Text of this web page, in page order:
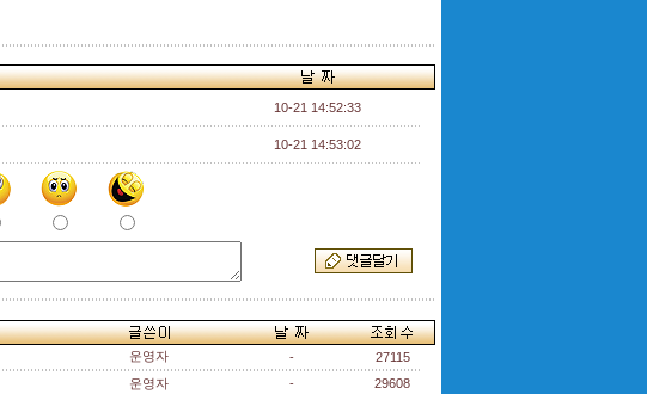
10-21 14:52:33
10-21 14:53:02
운영자 -
27115
운영자 -
29608